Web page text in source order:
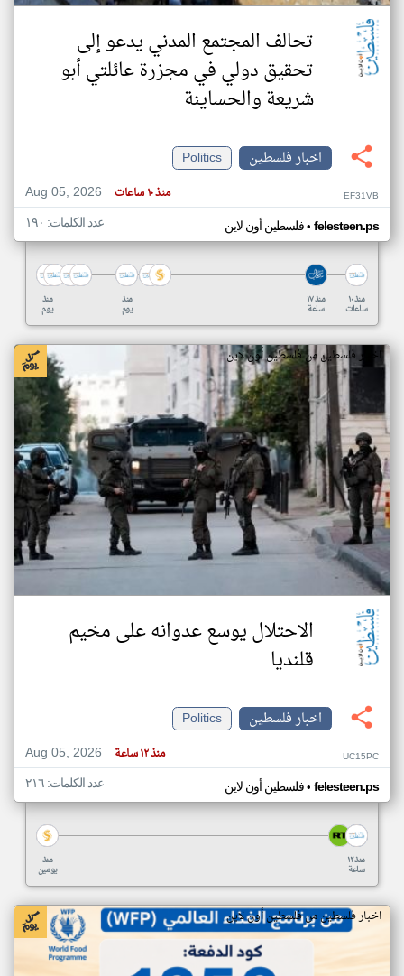
تحالف المجتمع المدني يدعو إلى
تحقيق دولي في مجزرة عائلتي أبو
شريعة والحساينة
اخبار فلسطين
Politics
Aug 05, 2026
منذ ١٠ ساعات EF31VB
فلسطين أون لاين• felesteen.ps عدد الكلمات: ١٩٠
منذ
يوم
منذ
يوم
منذ ١٧
ساعة
منذ ١٠
ساعات
اخبار فلسطين من فلسطين أون لاين
الاحتلال يوسع عدوانه على مخيم
قلنديا
اخبار فلسطين
Politics
Aug 05, 2026
منذ ١٢ ساعة UC15PC
فلسطين أون لاين• felesteen.ps عدد الكلمات: ٢١٦
منذ
يومين
منذ ١٢
ساعة
اخبار فلسطين من فلسطين أون لاين